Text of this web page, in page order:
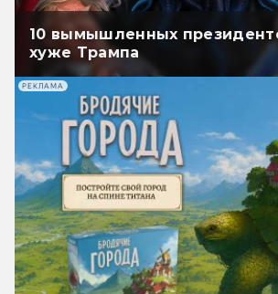
10 вымышленных
хуже Трампа
РЕКЛАМА